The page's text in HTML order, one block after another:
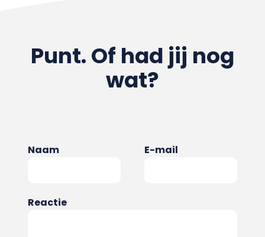
Punt. Of had jij nog
wat?
Naam E-mail
Reactie